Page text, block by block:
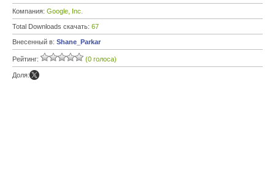
Компания: Google, Inc.
Total Downloads скачать: 67
Внесенный в: Shane_Parkar
Рейтинг: (0 голоса)
Доля: